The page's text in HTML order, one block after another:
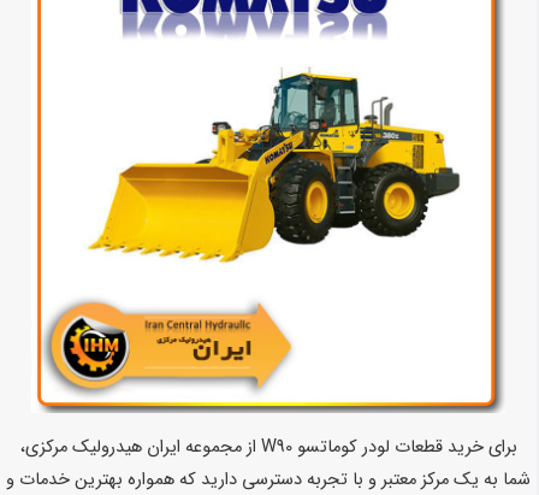
برای خرید قطعات لودر کوماتسو W90 از مجموعه ایران هیدرولیک مرکزی،
شما به یک مرکز معتبر و با تجربه دسترسی دارید که همواره بهترین خدمات و